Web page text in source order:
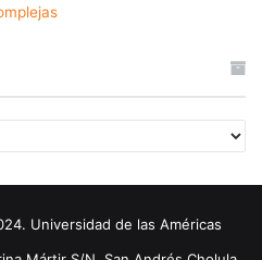
Universidad de las Américas